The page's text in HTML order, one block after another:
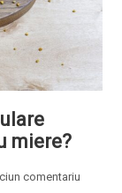
miere?
comentariu